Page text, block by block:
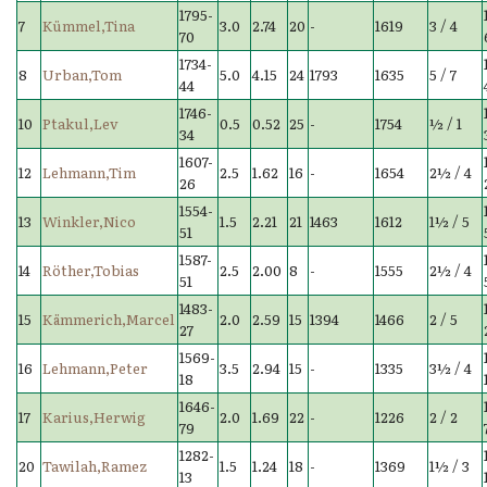
7
Kümmel,Tina
1795-
70
3.0 2.74 20 - 1619 3 / 4
8
Urban,Tom
1734-
44
5.0 4.15 24 1793 1635 5 / 7
10 Ptakul,Lev
1746-
34
0.5 0.52 25 - 1754 ½ / 1
12 Lehmann,Tim
1607-
26
2.5 1.62 16 - 1654 2½ / 4
13 Winkler,Nico
1554-
51
1.5 2.21 21 1463 1612 1½ / 5
14 Röther,Tobias
1587-
51
2.5 2.00 8 - 1555 2½ / 4
15 Kämmerich,Marcel
1483-
27
2.0 2.59 15 1394 1466 2 / 5
16 Lehmann,Peter
1569-
18
3.5 2.94 15 - 1335 3½ / 4
17 Karius,Herwig
1646-
79
2.0 1.69 22 - 1226 2 / 2
20 Tawilah,Ramez
1282-
13
1.5 1.24 18 - 1369 1½ / 3